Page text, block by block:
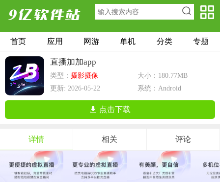
首页 应用 网游 单机 分类 专题
直播加加app
类型： 摄影摄像
大小：180.77MB
更新: 2026-05-22
系统：Android
点击下载
详情 相关 评论